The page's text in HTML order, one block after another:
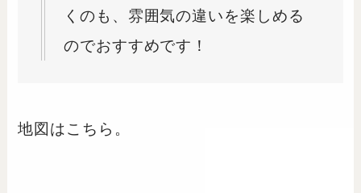
くのも、雰囲気の違いを楽しめる
のでおすすめです！
地図はこちら。